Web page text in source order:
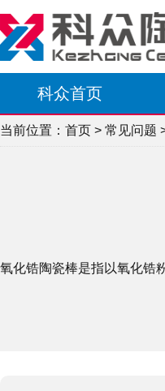
科众首页
当前位置： 首页 > 常见问题
氧化锆陶瓷棒是指以氧化锆